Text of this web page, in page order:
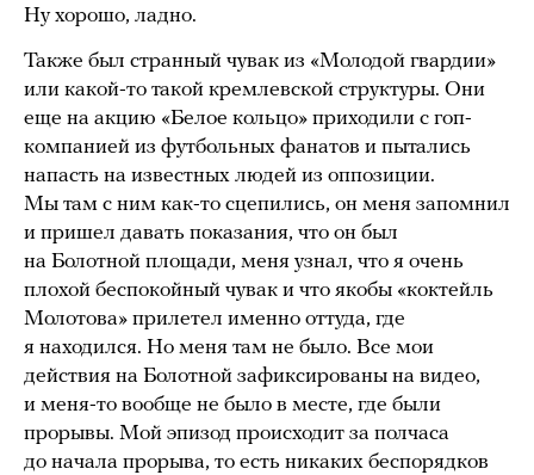
Ну хорошо, ладно.
Также был странный чувак из «Молодой гвардии»
или какой-то такой кремлевской структуры. Они
еще на акцию «Белое кольцо» приходили с гоп-
компанией из футбольных фанатов и пытались
напасть на известных людей из оппозиции.
Мы там с ним как-то сцепились, он меня запомнил
и пришел давать показания, что он был
на Болотной площади, меня узнал, что я очень
плохой беспокойный чувак и что якобы «коктейль
Молотова» прилетел именно оттуда, где
я находился. Но меня там не было. Все мои
действия на Болотной зафиксированы на видео,
и меня-то вообще не было в месте, где были
прорывы. Мой эпизод происходит за полчаса
до начала прорыва, то есть никаких беспорядков